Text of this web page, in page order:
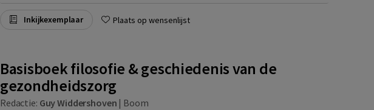
Inkijkexemplaar Plaats op wensenlijst
Basisboek filosofie & geschiedenis van de
gezondheidszorg
Redactie: Guy Widdershoven | Boom